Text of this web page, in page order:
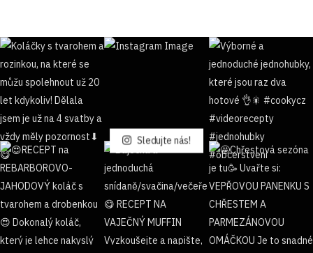
Sledujte nás!